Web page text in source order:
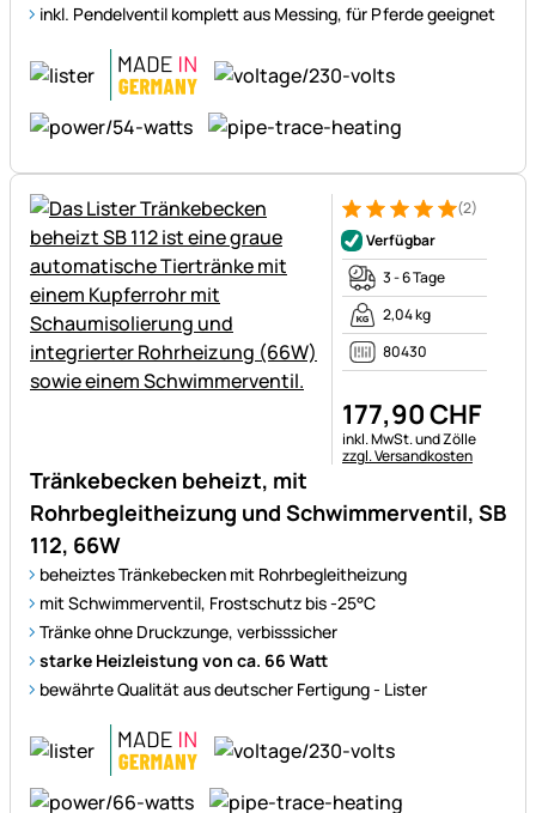
inkl. Pendelventil komplett aus Messing, für Pferde geeignet
Tränkebecken beheizt, mit
Rohrbegleitheizung und Schwimmerventil, SB
112, 66W
beheiztes Tränkebecken mit Rohrbegleitheizung
mit Schwimmerventil, Frostschutz bis -25°C
Tränke ohne Druckzunge, verbisssicher
starke Heizleistung von ca. 66 Watt
bewährte Qualität aus deutscher Fertigung - Lister
Bewertung: 5 von 5 (2
2 Bewertungen
(2)
Verfügbar
3 - 6 Tage
2,04 kg
80430
177,90CHF
Steuerhinweis:
inkl. MwSt. und Zölle
zzgl. Versandkosten